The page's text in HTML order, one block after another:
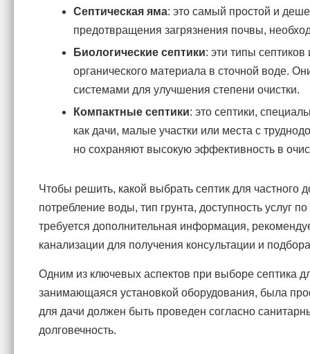
Септическая яма: это самый простой и
предотвращения загрязнения почвы,
Биологические септики: эти типы
органического материала в сточной воде.
системами для улучшения степени очистки.
Компактные септики: это септики,
как дачи, малые участки или места с
но сохраняют высокую эффективность в
Чтобы решить, какой выбрать септик для
потребление воды, тип грунта, доступность услуг
требуется дополнительная информация,
канализации для получения консультации и
Одним из ключевых аспектов при выборе септика
занимающаяся установкой оборудования, была
для дачи должен быть проведен согласно
долговечность.